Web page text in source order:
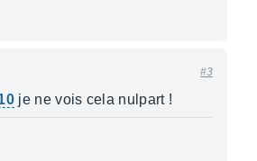
#3
je ne vois cela nulpart !